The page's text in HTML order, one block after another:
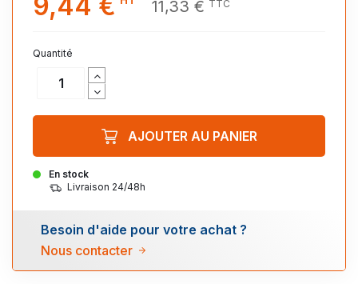
11,33 € TTC
Quantité
En stock
Livraison 24/48h
AJOUTER AU PANIER
Besoin d'aide pour votre achat ?
Nous contacter